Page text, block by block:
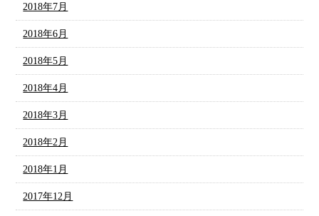
2018年7月
2018年6月
2018年5月
2018年4月
2018年3月
2018年2月
2018年1月
2017年12月